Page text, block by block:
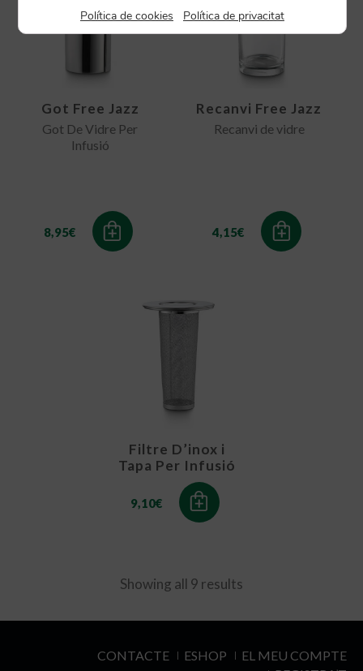
8,95€
Got Free Jazz
Got De Vidre Per
Infusió
4,15€
Recanvi Free Jazz
Recanvi de vidre
9,10€
Filtre D’inox i
Tapa Per Infusió
Showing all 9 results
CONTACTE ESHOP
EL MEU COMPTE
Política de cookies Política de privacitat